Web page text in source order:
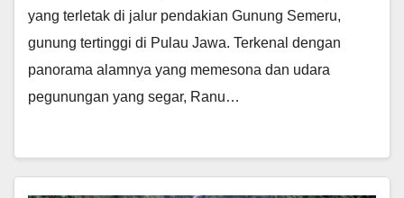
yang terletak di jalur pendakian Gunung Semeru,
gunung tertinggi di Pulau Jawa. Terkenal dengan
panorama alamnya yang memesona dan udara
pegunungan yang segar, Ranu…